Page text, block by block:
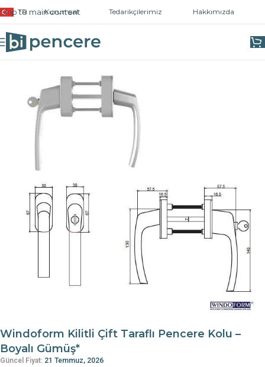
Skip to main content
TR Kurumsal Tedarikçilerimiz Hakkımızda
Ana Sayfa
Windoform Kilitli Çift Taraflı Pencere Kolu –
Boyalı Gümüş*
Güncel Fiyat: 21 Temmuz, 2026